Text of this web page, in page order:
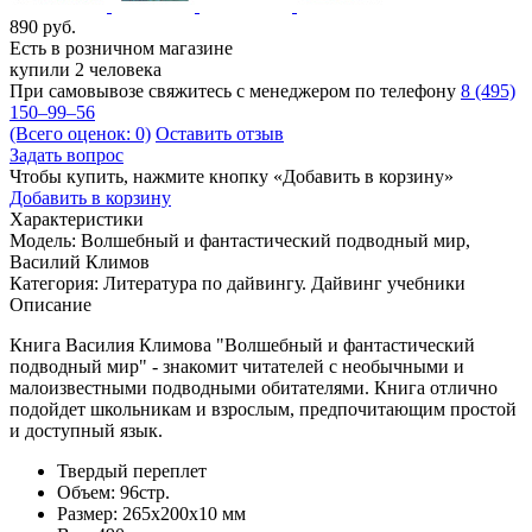
890 руб.
Есть в розничном магазине
купили 2 человека
При самовывозе свяжитесь с менеджером по телефону 8 (495)
150–99–56
(Всего оценок: 0) Оставить отзыв
Задать вопрос
Чтобы купить, нажмите кнопку «Добавить в корзину»
Добавить в корзину
Характеристики
Модель: Волшебный и фантастический подводный мир,
Василий Климов
Категория: Литература по дайвингу. Дайвинг учебники
Описание
Книга Василия Климова "Волшебный и фантастический
подводный мир" - знакомит читателей с необычными и
малоизвестными подводными обитателями. Книга отлично
подойдет школьникам и взрослым, предпочитающим простой
и доступный язык.
Твердый переплет
Объем: 96стр.
Размер: 265х200х10 мм